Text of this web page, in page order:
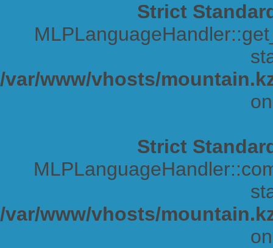
Strict
/var/www/vhosts/
Strict
/var/www/vhosts/